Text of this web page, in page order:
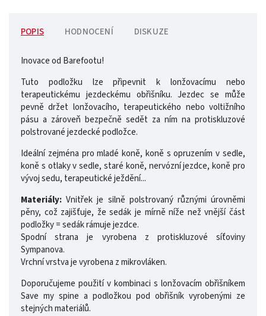
POPIS HODNOCENÍ DISKUZE
Inovace od Barefootu!
Tuto podložku lze připevnit k lonžovacímu nebo
terapeutickému jezdeckému obřišníku. Jezdec se může
pevně držet lonžovacího, terapeutického nebo voltižního
pásu a zároveň bezpečně sedět za ním na protiskluzové
polstrované jezdecké podložce.
Ideální zejména pro mladé koně, koně s opruzením v sedle,
koně s otlaky v sedle, staré koně, nervózní jezdce, koně pro
vývoj sedu, terapeutické ježdění...
Materiály: Vnitřek je silně polstrovaný různými úrovněmi
pěny, což zajišťuje, že sedák je mírně níže než vnější část
podložky = sedák rámuje jezdce.
Spodní strana je vyrobena z protiskluzové síťoviny
Sympanova.
Vrchní vrstva je vyrobena z mikrovláken.
Doporučujeme použití v kombinaci s lonžovacím obřišníkem
Save my spine a podložkou pod obřišník vyrobenými ze
stejných materiálů.